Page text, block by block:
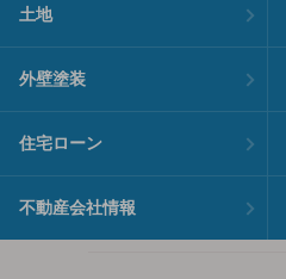
土地
外壁塗装
住宅ローン
不動産会社情報